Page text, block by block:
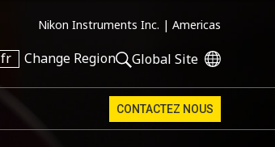
Nikon Instruments Inc. | Americas
fr Change Region Global Site
CONTACTEZ NOUS